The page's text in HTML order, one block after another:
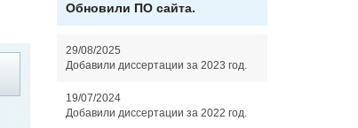
Обновили ПО сайта.
29/08/2025
Добавили диссертации за 2023 год.
19/07/2024
Добавили диссертации за 2022 год.